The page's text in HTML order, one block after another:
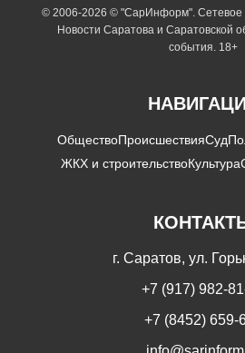
© 2006-2026 © "СарИнформ".
Новости Саратова и Саратовской
события. 18+
ОбществоПроисшествияСуд
ЖКХ и строительствоКультура
г. Саратов, ул.
+7 (917) 982-
+7 (8452) 659-